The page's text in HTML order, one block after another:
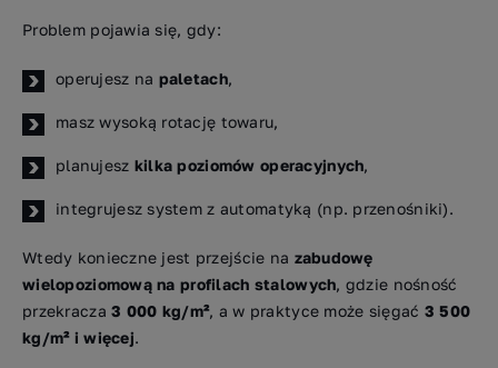
Problem pojawia się, gdy:
operujesz na paletach,
masz wysoką rotację towaru,
planujesz kilka poziomów operacyjnych,
integrujesz system z automatyką (np. przenośniki).
Wtedy konieczne jest przejście na zabudowę
wielopoziomową na profilach stalowych, gdzie nośność
przekracza3 000 kg/m², a w praktyce może sięgać 3 500
kg/m² i więcej.